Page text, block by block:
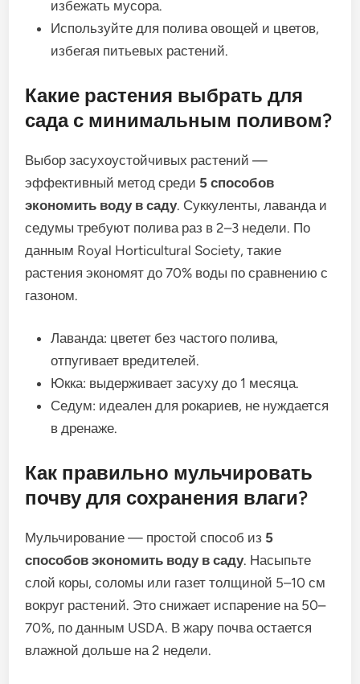
избежать мусора.
Используйте для полива овощей и цветов,
избегая питьевых растений.
Какие растения выбрать для
сада с минимальным поливом?
Выбор засухоустойчивых растений —
эффективный метод среди 5 способов
экономить воду в саду. Суккуленты, лаванда и
седумы требуют полива раз в 2–3 недели. По
данным Royal Horticultural Society, такие
растения экономят до 70% воды по сравнению с
газоном.
Лаванда: цветет без частого полива,
отпугивает вредителей.
Юкка: выдерживает засуху до 1 месяца.
Седум: идеален для рокариев, не нуждается
в дренаже.
Как правильно мульчировать
почву для сохранения влаги?
Мульчирование — простой способ из 5
способов экономить воду в саду. Насыпьте
слой коры, соломы или газет толщиной 5–10 см
вокруг растений. Это снижает испарение на 50–
70%, по данным USDA. В жару почва остается
влажной дольше на 2 недели.